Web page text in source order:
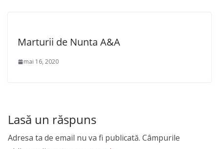
Marturii de Nunta A&A
mai 16, 2020
Lasă un răspuns
Adresa ta de email nu va fi publicată. Câmpurile